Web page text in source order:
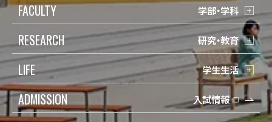
FACULTY 学部・学科
RESEARCH 研究・教育
LIFE 学生生活
ADMISSION 入試情報